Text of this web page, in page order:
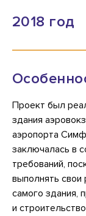
2018 год
Проект был
здания
аэропорта
заключалась в
требований,
выполнять
самого здания,
и